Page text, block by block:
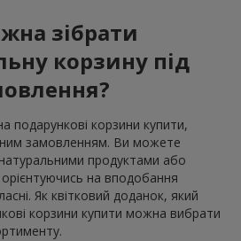
зібрати
корзину під
подарункові корзини купити,
замовленням. Ви можете
продуктами або
на вподобання
Як квітковий доданок, який
корзини купити можна вибрати